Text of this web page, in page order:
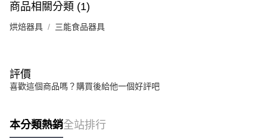
商品相關分類 (1)
烘焙器具 三能食品器具
評價
喜歡這個商品嗎？購買後給他一個好評吧
本分類熱銷全站排行